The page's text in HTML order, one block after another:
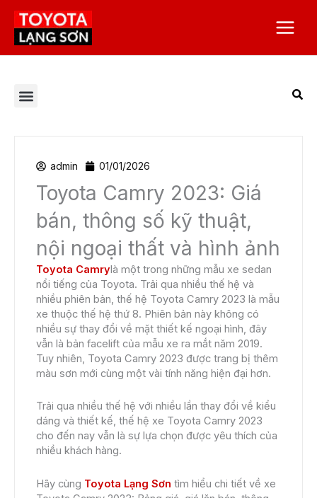
Nhảy
dung
Menu
admin 01/01/2026
Toyota Camry 2023: Giá
bán, thông số kỹ thuật,
nội ngoại thất và hình ảnh
Toyota Camrylà một trong những mẫu xe sedan
nổi tiếng của Toyota. Trải qua nhiều thế hệ và
nhiều phiên bản, thế hệ Toyota Camry 2023 là mẫu
xe thuộc thế hệ thứ 8. Phiên bản này không có
nhiều sự thay đổi về mặt thiết kế ngoại hình, đây
vẫn là bản facelift của mẫu xe ra mắt năm 2019.
Tuy nhiên, Toyota Camry 2023 được trang bị thêm
màu sơn mới cùng một vài tính năng hiện đại hơn.
Trải qua nhiều thế hệ với nhiều lần thay đổi về kiểu
dáng và thiết kế, thế hệ xe Toyota Camry 2023
cho đến nay vẫn là sự lựa chọn được yêu thích của
nhiều khách hàng.
Hãy cùng Toyota Lạng Sơn tìm hiểu chi tiết về xe